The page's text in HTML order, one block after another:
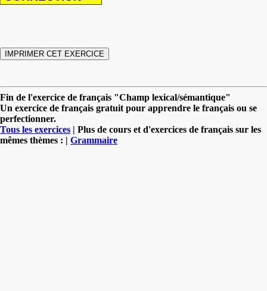
Fin de l'exercice de français "Champ lexical/sémantique"
Un exercice de français gratuit pour apprendre le français ou se
perfectionner.
Tous les exercices | Plus de cours et d'exercices de français sur les
mêmes thèmes : | Grammaire